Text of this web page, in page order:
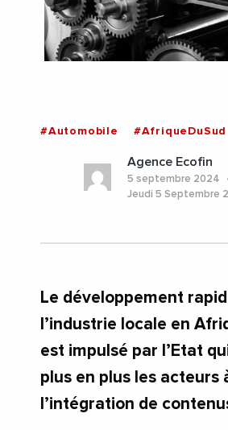
#Automobile #AfriqueDuSud
Agence Ecofin
5 septembre 2024
Jeudi 5 Septembre
Le développement
l’industrie locale en
est impulsé par l’Etat
plus en plus les acteurs
l’intégration de